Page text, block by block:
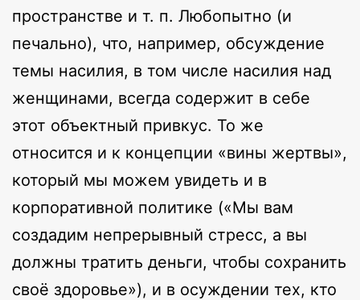
пространстве и т. п. Любопытно (и
печально), что, например, обсуждение
темы насилия, в том числе насилия над
женщинами, всегда содержит в себе
этот объектный привкус. То же
относится и к концепции «вины жертвы»,
который мы можем увидеть и в
корпоративной политике («Мы вам
создадим непрерывный стресс, а вы
должны тратить деньги, чтобы сохранить
своё здоровье»), и в осуждении тех, кто